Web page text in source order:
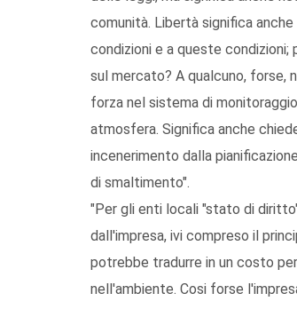
comunità. Libertà significa
condizioni e a queste condizioni;
sul mercato? A qualcuno, forse,
forza nel sistema di
atmosfera. Significa anche
incenerimento dalla
di smaltimento".
"Per gli enti locali "stato di
dall'impresa, ivi compreso il
potrebbe tradurre in un costo
nell'ambiente. Cosi forse